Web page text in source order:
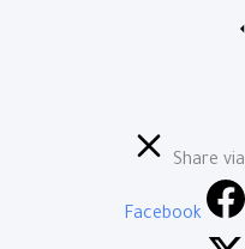
Share via
Facebook